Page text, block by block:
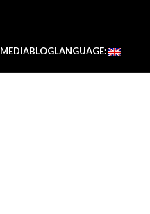
MEDIABLOGLANGUAGE: